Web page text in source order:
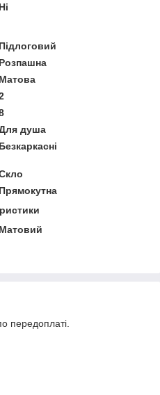
Ні
Підлоговий
Розпашна
Матова
душа
Безкаркасні
Прямокутна
Матовий
передоплаті.